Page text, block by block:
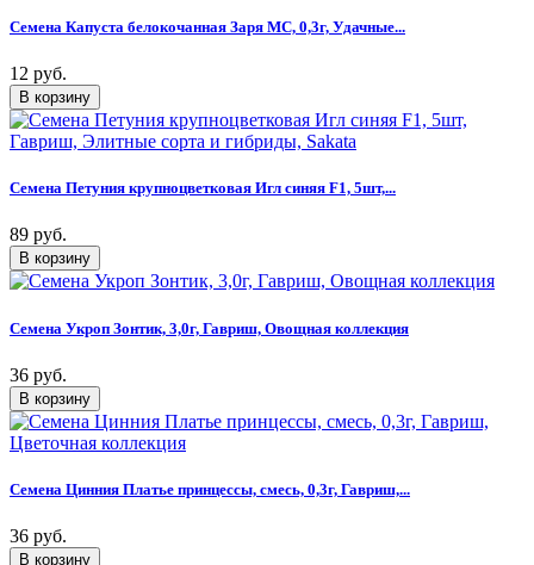
Семена Капуста белокочанная Заря МС, 0,3г, Удачные...
12 руб.
Семена Петуния крупноцветковая Игл синяя F1, 5шт,...
89 руб.
Семена Укроп Зонтик, 3,0г, Гавриш, Овощная коллекция
36 руб.
Семена Цинния Платье принцессы, смесь, 0,3г, Гавриш,...
36 руб.